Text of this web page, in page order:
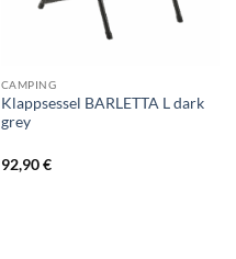
CAMPING
Klappsessel BARLETTA L dark
grey
92,90€